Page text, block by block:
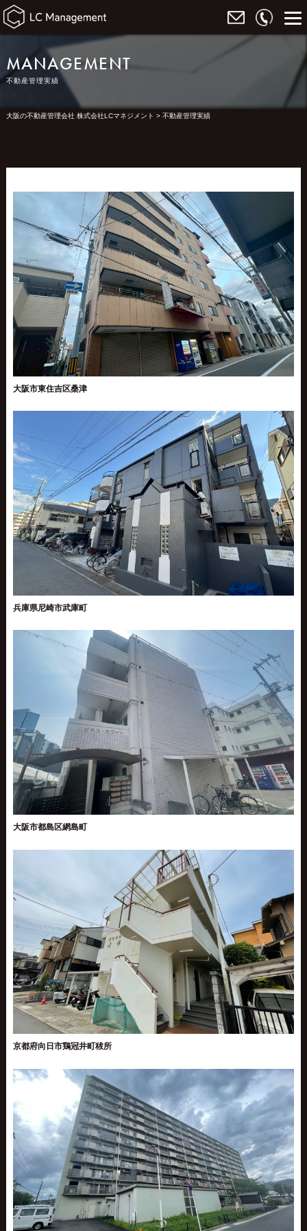
MANAGEMENT
不動産管理実績
大阪の不動産管理会社 株式会社LCマネジメント > 不動産管理実績
大阪市東住吉区桑津
兵庫県尼崎市武庫町
大阪市都島区網島町
京都府向日市鶏冠井町秡所